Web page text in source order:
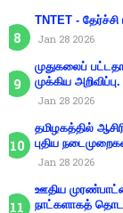
TNTET -
Jan 28 2026
முதுகலைப்
முக்கிய அறிவிப்பு.
Jan 28 2026
தமிழகத்தில்
புதிய
Jan 28 2026
ஊதிய
நாட்களாகத்